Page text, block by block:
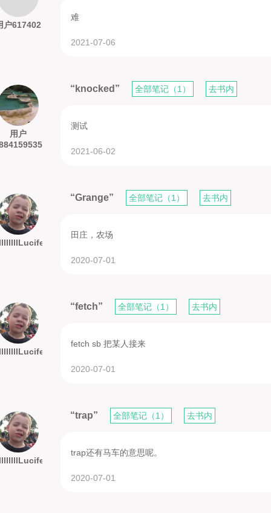
户617402
难
2021-07-06
用户
“knocked” 全部笔记（1） 去书内
测试
2021-06-02
“Grange” 全部笔记（1） 去书内
田庄，农场
2020-07-01
“fetch” 全部笔记（1） 去书内
fetch sb 把某人接来
2020-07-01
“trap” 全部笔记（1） 去书内
trap还有马车的意思呢。
2020-07-01